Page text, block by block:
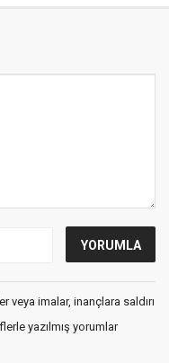
veya imalar, inançlara saldırı
yazılmış yorumlar